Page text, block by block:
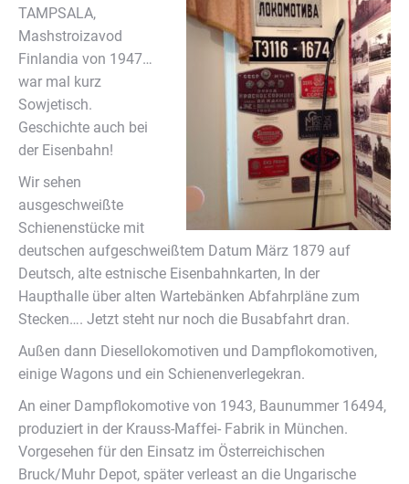
TAMPSALA,
Mashstroizavod
Finlandia von 1947…
war mal kurz
Sowjetisch.
Geschichte auch bei
der Eisenbahn!
Wir sehen
ausgeschweißte
Schienenstücke mit
deutschen aufgeschweißtem Datum März 1879 auf
Deutsch, alte estnische Eisenbahnkarten, In der
Haupthalle über alten Wartebänken Abfahrpläne zum
Stecken…. Jetzt steht nur noch die Busabfahrt dran.
Außen dann Diesellokomotiven und Dampflokomotiven,
einige Wagons und ein Schienenverlegekran.
An einer Dampflokomotive von 1943, Baunummer 16494,
produziert in der Krauss-Maffei- Fabrik in München.
Vorgesehen für den Einsatz im Österreichischen
Bruck/Muhr Depot, später verleast an die Ungarische